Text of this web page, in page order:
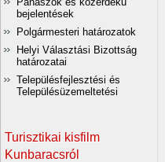
bejelentések
Polgármesteri határozatok
Helyi Választási Bizottság
határozatai
Településfejlesztési és
Településüzemeltetési
Turisztikai kisfilm
Kunbaracsról